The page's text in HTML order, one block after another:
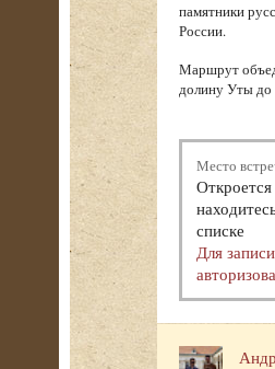
памятники
России.
Маршрут
долину Уты до
Место
списке
Для